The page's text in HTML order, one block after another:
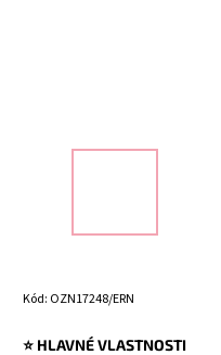
Kód: OZN17248/ERN
⭐ HLAVNÉ VLASTNOSTI